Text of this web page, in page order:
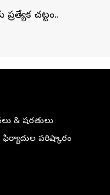
చట్టం..
& షరతులు
ఫిర్యాదుల పరిష్కారం